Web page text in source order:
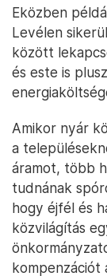
Eközben
Levélen
között
és este is
Amikor nyár
a
áramot, több
tudnának
hogy éjfél és
közvilágítás
kompenzációt